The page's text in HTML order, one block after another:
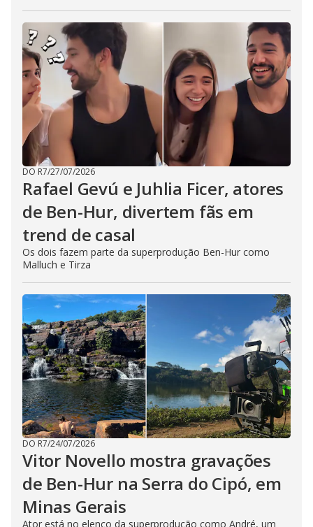
DO R7/27/07/2026
Rafael Gevú e Juhlia Ficer, atores
de Ben-Hur, divertem fãs em
trend de casal
Os dois fazem parte da superprodução Ben-Hur como
Malluch e Tirza
DO R7/24/07/2026
Vitor Novello mostra gravações
de Ben-Hur na Serra do Cipó, em
Minas Gerais
Ator está no elenco da superprodução como André, um